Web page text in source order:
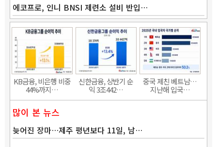
Band
에코프로, 인니 BNSI 제련소 설비 반입…
KB금융, 비은행 비중
44%까지…
신한금융, 상반기 순
익 3조442…
중국 제친 베트남…
지난해 입국…
많이 본 뉴스
늦어진 장마…제주 평년보다 11일, 남…